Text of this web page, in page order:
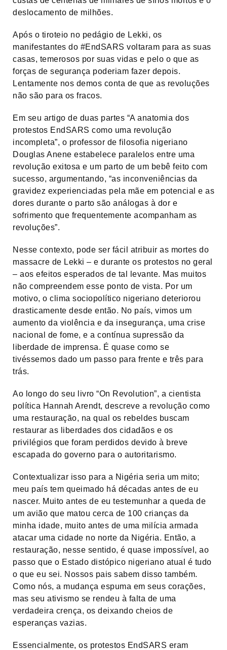
deslocamento de milhões.
Após o tiroteio no pedágio de Lekki, os
manifestantes do #EndSARS voltaram para as suas
casas, temerosos por suas vidas e pelo o que as
forças de segurança poderiam fazer depois.
Lentamente nos demos conta de que as revoluções
não são para os fracos.
Em seu artigo de duas partes “A anatomia dos
protestos EndSARS como uma revolução
incompleta”, o professor de filosofia nigeriano
Douglas Anene estabelece paralelos entre uma
revolução exitosa e um parto de um bebê feito com
sucesso, argumentando, “as inconveniências da
gravidez experienciadas pela mãe em potencial e as
dores durante o parto são análogas à dor e
sofrimento que frequentemente acompanham as
revoluções”.
Nesse contexto, pode ser fácil atribuir as mortes do
massacre de Lekki – e durante os protestos no geral
– aos efeitos esperados de tal levante. Mas muitos
não compreendem esse ponto de vista. Por um
motivo, o clima sociopolítico nigeriano deteriorou
drasticamente desde então. No país, vimos um
aumento da violência e da insegurança, uma crise
nacional de fome, e a contínua supressão da
liberdade de imprensa. É quase como se
tivéssemos dado um passo para frente e três para
trás.
Ao longo do seu livro “On Revolution”, a cientista
política Hannah Arendt, descreve a revolução como
uma restauração, na qual os rebeldes buscam
restaurar as liberdades dos cidadãos e os
privilégios que foram perdidos devido à breve
escapada do governo para o autoritarismo.
Contextualizar isso para a Nigéria seria um mito;
meu país tem queimado há décadas antes de eu
nascer. Muito antes de eu testemunhar a queda de
um avião que matou cerca de 100 crianças da
minha idade, muito antes de uma milícia armada
atacar uma cidade no norte da Nigéria. Então, a
restauração, nesse sentido, é quase impossível, ao
passo que o Estado distópico nigeriano atual é tudo
o que eu sei. Nossos pais sabem disso também.
Como nós, a mudança espuma em seus corações,
mas seu ativismo se rendeu à falta de uma
verdadeira crença, os deixando cheios de
esperanças vazias.
Essencialmente, os protestos EndSARS eram